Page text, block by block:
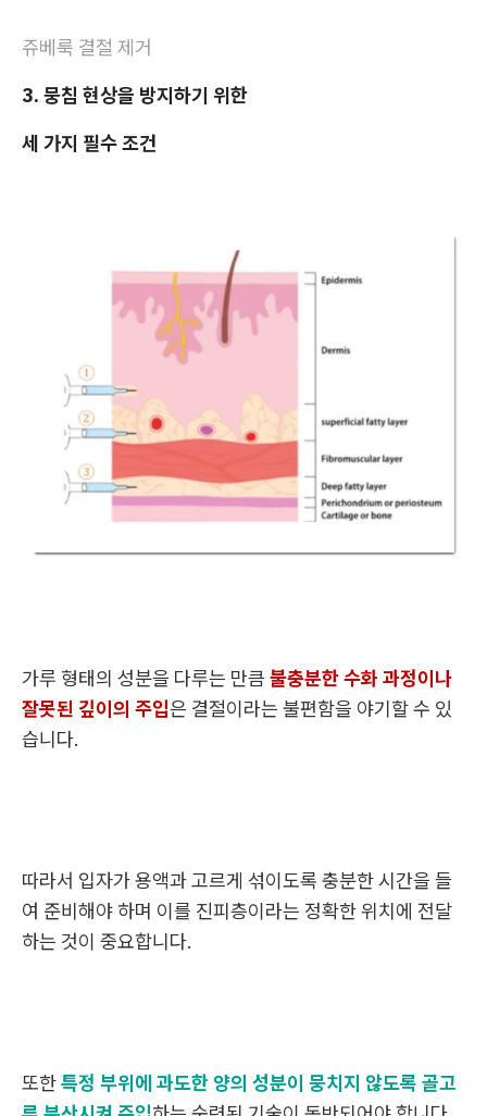
쥬베룩 결절 제거
3. 뭉침 현상을 방지하기 위한
세 가지 필수 조건
가루 형태의 성분을 다루는 만큼 불충분한 수화 과정이나
잘못된 깊이의 주입은 결절이라는 불편함을 야기할 수 있
습니다.
따라서 입자가 용액과 고르게 섞이도록 충분한 시간을 들
여 준비해야 하며 이를 진피층이라는 정확한 위치에 전달
하는 것이 중요합니다.
또한특정 부위에 과도한 양의 성분이 뭉치지 않도록 골고